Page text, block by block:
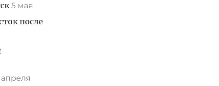
5 мая
после
апреля